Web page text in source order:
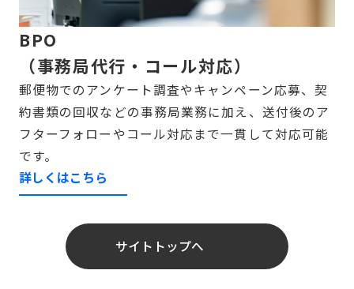
BPO
（事務局代行・コール対応）
郵便物でのアンケート調査やキャンペーン応募、契
約書類の回収などの事務局業務に加え、送付後のア
フターフォローやコール対応まで一貫して対応可能
です。
詳しくはこちら
サイトトップへ